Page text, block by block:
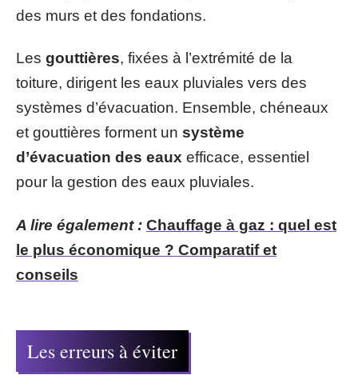
des murs et des fondations.
Les gouttières, fixées à l’extrémité de la
toiture, dirigent les eaux pluviales vers des
systèmes d’évacuation. Ensemble, chéneaux
et gouttières forment un système
d’évacuation des eaux efficace, essentiel
pour la gestion des eaux pluviales.
A lire également : Chauffage à gaz : quel est
le plus économique ? Comparatif et
conseils
Les erreurs à éviter